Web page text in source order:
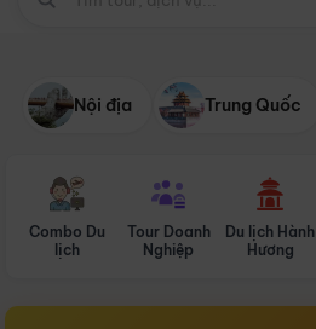
Nội địa Trung Quốc
Combo Du
lịch
Tour Doanh
Nghiệp
Du lịch Hành
Hương